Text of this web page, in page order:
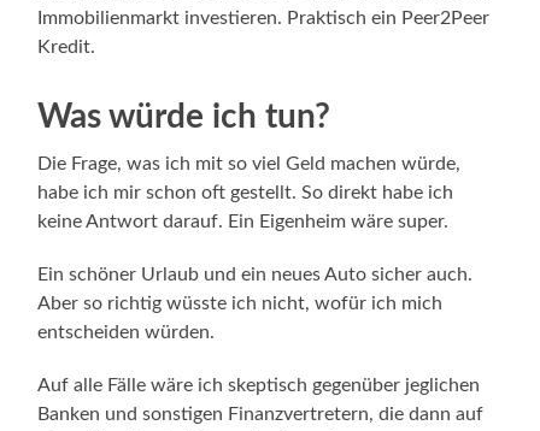
Immobilienmarkt investieren. Praktisch ein Peer2Peer
Kredit.
Was würde ich tun?
Die Frage, was ich mit so viel Geld machen würde,
habe ich mir schon oft gestellt. So direkt habe ich
keine Antwort darauf. Ein Eigenheim wäre super.
Ein schöner Urlaub und ein neues Auto sicher auch.
Aber so richtig wüsste ich nicht, wofür ich mich
entscheiden würden.
Auf alle Fälle wäre ich skeptisch gegenüber jeglichen
Banken und sonstigen Finanzvertretern, die dann auf